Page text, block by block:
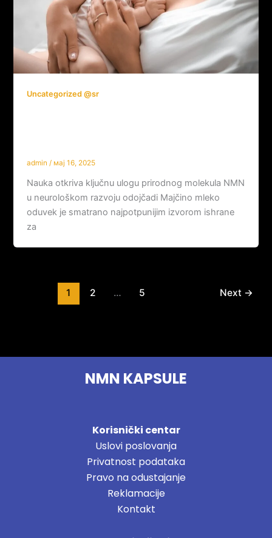
Uncategorized @sr
admin/ мај 16, 2025
Nauka otkriva ključnu ulogu prirodnog molekula NMN
u neurološkom razvoju odojčadi Majčino mleko
oduvek je smatrano najpotpunijim izvorom ishrane
za
1 2 … 5 Next →
NMN KAPSULE
Korisnički centar
Uslovi poslovanja
Privatnost podataka
Pravo na odustajanje
Reklamacije
Kontakt